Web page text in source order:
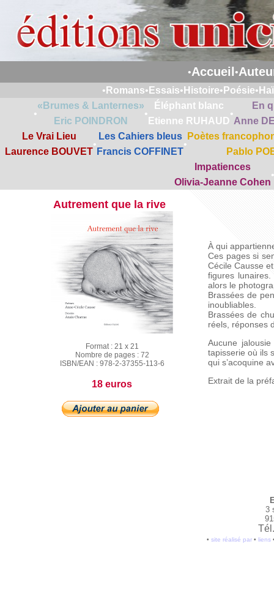
•Accueil •
• Romans• Essais• Histoire• Poésie•
•
«Brumes & Lanternes»
Eric POINDRON
•
Éléphant blanc
Etienne RUHAUD
•
En
Anne
Le Vrai Lieu
Laurence BOUVET
•
Les Cahiers bleus
Francis COFFINET
•
Poètes
Pablo
Impatiences
Olivia-Jeanne Cohen
•
Autrement que la rive
Format : 21 x 21
Nombre de pages : 72
ISBN/EAN : 978-2-37355-113-6
18 euros
À qui
Ces pages si
Cécile Causse
figures
alors le
Brassées de
inoubliables.
Brassées de
réels, réponses
Aucune
tapisserie où ils
qui s’acoquine
Extrait de la
3
• site réalisé par• liens